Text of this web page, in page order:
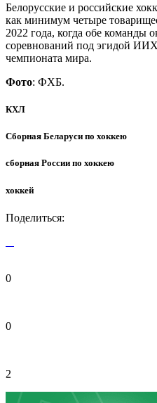
Белорусские и российские
как минимум четыре
2022 года, когда обе команды
соревнований под эгидой
чемпионата мира.
Фото: ФХБ.
КХЛ
Сборная Беларуси по хоккею
сборная России по хоккею
хоккей
Поделиться:
0
0
2